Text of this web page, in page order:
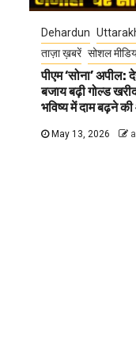
Dehardun
ताज़ा ख़बरें सोशल
पीएम ‘सोना’ अपील:
बजाय बढ़ी गोल्ड
भविष्य में दाम बढ़ने
May 13, 2026